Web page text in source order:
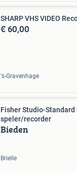
SHARP VHS VIDEO
€ 60,00
's-Gravenhage
Fisher Studio-Standard
speler/recorder
Bieden
Brielle